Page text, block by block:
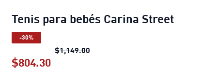
Tenis para bebés Carina Street
-30%
$1,149.00Tenis para bebés Carina Street
$804.30